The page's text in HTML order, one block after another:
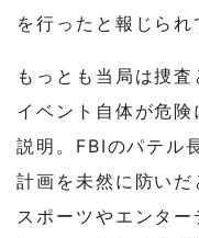
を行ったと報じられ
もっとも当局は捜
イベント自体が危
説明。FBIのパテル
計画を未然に防い
スポーツやエンタ